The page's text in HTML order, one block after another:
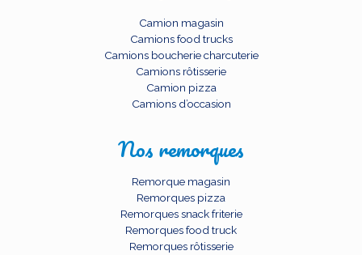
Camion magasin
Camions food trucks
Camions boucherie charcuterie
Camions rôtisserie
Camion pizza
Camions d’occasion
Nos remorques
Remorque magasin
Remorques pizza
Remorques snack friterie
Remorques food truck
Remorques rôtisserie